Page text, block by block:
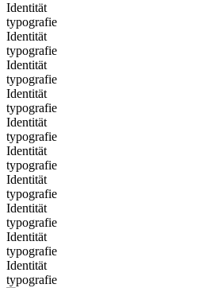
Identität
typografie
Identität
typografie
Identität
typografie
Identität
typografie
Identität
typografie
Identität
typografie
Identität
typografie
Identität
typografie
Identität
typografie
Identität
typografie